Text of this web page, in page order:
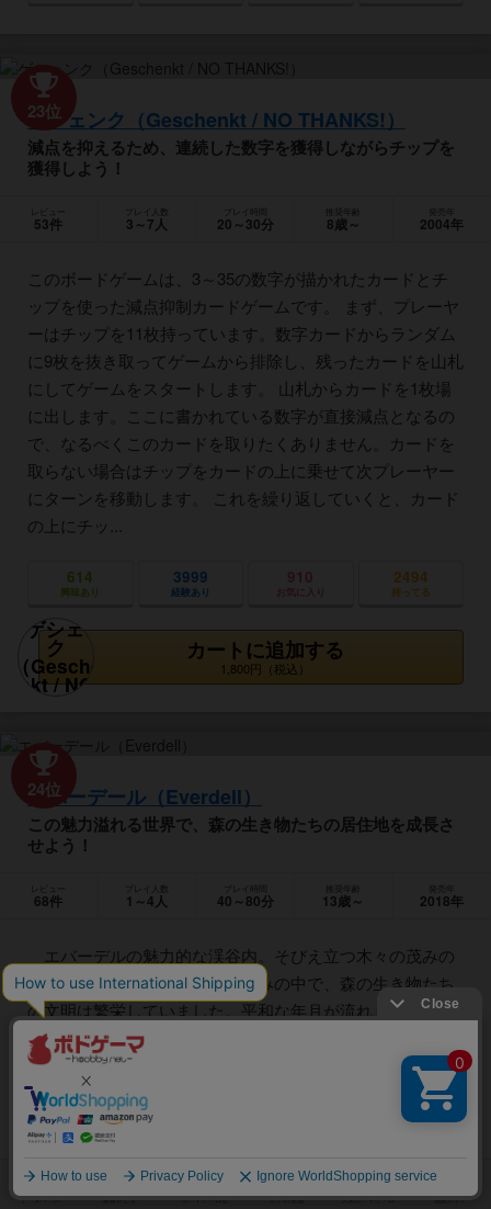
23位
ゲシェンク（Geschenkt / NO THANKS!）
減点を抑えるため、連続した数字を獲得しながらチップを
獲得しよう！
53件
プレイ人数
3～7人 20～30分
推奨年齢
8歳～ 2004年
このボードゲームは、3～35の数字が描かれたカードとチ
ップを使った減点抑制カードゲームです。 まず、プレーヤ
ーはチップを11枚持っています。数字カードからランダム
に9枚を抜き取ってゲームから排除し、残ったカードを山札
にしてゲームをスタートします。 山札からカードを1枚場
に出します。ここに書かれている数字が直接減点となるの
で、なるべくこのカードを取りたくありません。カードを
取らない場合はチップをカードの上に乗せて次プレーヤー
にターンを移動します。 これを繰り返していくと、カード
の上にチッ...
614
興味あり
3999
経験あり
910
お気に入り
2494
持ってる
カートに追加する
1,800円（税込）
24位
エバーデール（Everdell）
この魅力溢れる世界で、森の生き物たちの居住地を成長さ
せよう！
68件
プレイ人数
1～4人 40～80分
推奨年齢
13歳～ 2018年
エバーデルの魅力的な渓谷内。そびえ立つ木々の茂みの
中、蛇行する小川や苔状のくぼみの中で、森の生き物たち
の文明は繁栄していました。平和な年月が流れましたが、
新しい領土が定住し、新しい都市が確立される時が来まし
た。各プレイヤーはその仕事を任された生き物のグループ
のリーダーです。資源を使って建物を建てたり、動物を呼
び寄せながら最も町を発展させていきます。 自分の場に
カードを展開させることで、さまざまな能力やアクション
を獲得できます。ただし、カードは15枚までという上限が
あります。建物や動物の能力...